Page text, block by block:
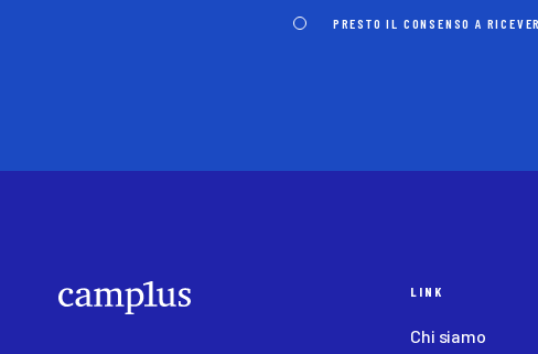
PRESTO IL CONSENSO A
LINK
Chi siamo